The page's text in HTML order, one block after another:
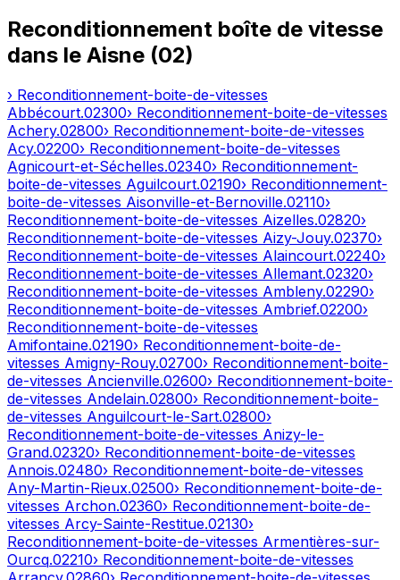
Reconditionnement boîte de vitesse
dans le Aisne (02)
› Reconditionnement-boite-de-vitesses
Abbécourt.02300› Reconditionnement-boite-de-vitesses
Achery.02800› Reconditionnement-boite-de-vitesses
Acy.02200› Reconditionnement-boite-de-vitesses
Agnicourt-et-Séchelles.02340› Reconditionnement-
boite-de-vitesses Aguilcourt.02190› Reconditionnement-
boite-de-vitesses Aisonville-et-Bernoville.02110›
Reconditionnement-boite-de-vitesses Aizelles.02820›
Reconditionnement-boite-de-vitesses Aizy-Jouy.02370›
Reconditionnement-boite-de-vitesses Alaincourt.02240›
Reconditionnement-boite-de-vitesses Allemant.02320›
Reconditionnement-boite-de-vitesses Ambleny.02290›
Reconditionnement-boite-de-vitesses Ambrief.02200›
Reconditionnement-boite-de-vitesses
Amifontaine.02190› Reconditionnement-boite-de-
vitesses Amigny-Rouy.02700› Reconditionnement-boite-
de-vitesses Ancienville.02600› Reconditionnement-boite-
de-vitesses Andelain.02800› Reconditionnement-boite-
de-vitesses Anguilcourt-le-Sart.02800›
Reconditionnement-boite-de-vitesses Anizy-le-
Grand.02320› Reconditionnement-boite-de-vitesses
Annois.02480› Reconditionnement-boite-de-vitesses
Any-Martin-Rieux.02500› Reconditionnement-boite-de-
vitesses Archon.02360› Reconditionnement-boite-de-
vitesses Arcy-Sainte-Restitue.02130›
Reconditionnement-boite-de-vitesses Armentières-sur-
Ourcq.02210› Reconditionnement-boite-de-vitesses